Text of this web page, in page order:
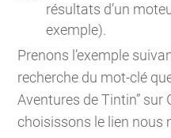
résultats d’un
exemple).
Prenons l’exemple
recherche du mot-clé
Aventures de Tintin” sur
choisissons le lien nous